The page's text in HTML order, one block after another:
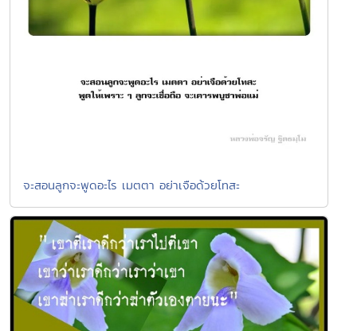
จะสอนลูกจะพูดอะไร เมตตา อย่าเจือด้วยโทสะ